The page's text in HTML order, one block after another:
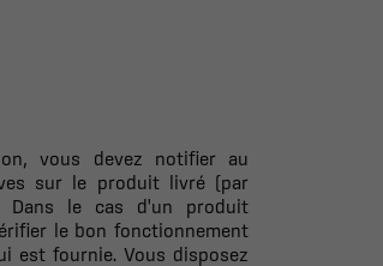
vous devez notifier au
sur le produit livré (par
Dans le cas d'un produit
le bon fonctionnement
est fournie. Vous disposez